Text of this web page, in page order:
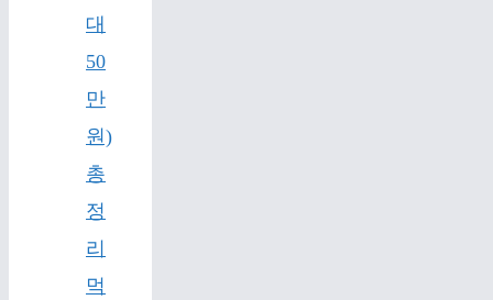
대
50
만
원)
총
정
리
먹